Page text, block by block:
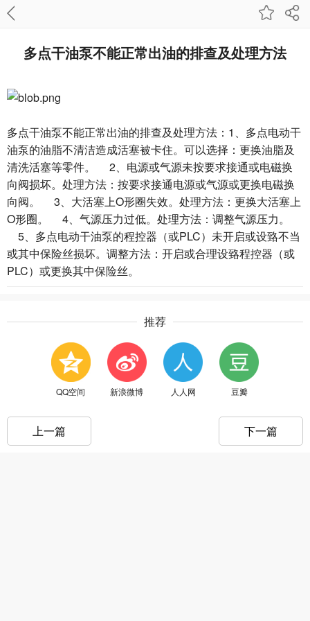
多点干油泵不能正常出油的排查及处理方法
多点干油泵不能正常出油的排查及处理方法：1、多点电动干
油泵的油脂不清洁造成活塞被卡住。可以选择：更换油脂及
清洗活塞等零件。 2、电源或气源未按要求接通或电磁换
向阀损坏。处理方法：按要求接通电源或气源或更换电磁换
向阀。 3、大活塞上O形圈失效。处理方法：更换大活塞上
O形圈。 4、气源压力过低。处理方法：调整气源压力。
5、多点电动干油泵的程控器（或PLC）未开启或设臵不当
或其中保险丝损坏。调整方法：开启或合理设臵程控器（或
PLC）或更换其中保险丝。
推荐
QQ空间 新浪微博 人人网 豆瓣
上一篇 下一篇